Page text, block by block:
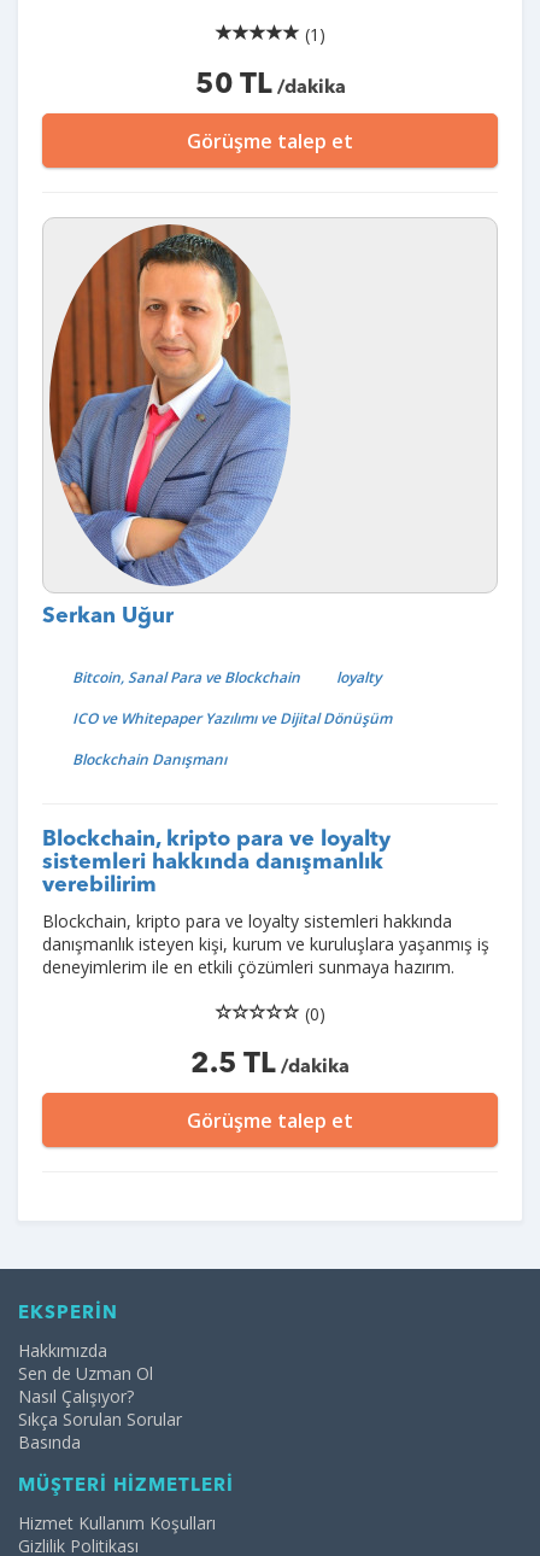
(1)
50 TL/dakika
Görüşme talep et
Serkan Uğur
Bitcoin, Sanal Para ve Blockchain
loyalty
ICO ve Whitepaper Yazılımı ve Dijital Dönüşüm
Blockchain Danışmanı
Blockchain, kripto para ve loyalty
sistemleri hakkında danışmanlık
verebilirim
Blockchain, kripto para ve loyalty sistemleri hakkında
danışmanlık isteyen kişi, kurum ve kuruluşlara yaşanmış iş
deneyimlerim ile en etkili çözümleri sunmaya hazırım.
(0)
2.5 TL /dakika
Görüşme talep et
EKSPERİN
Hakkımızda
Sen de Uzman Ol
Nasıl Çalışıyor?
Sıkça Sorulan Sorular
Basında
MÜŞTERİ HİZMETLERİ
Hizmet Kullanım Koşulları
Gizlilik Politikası